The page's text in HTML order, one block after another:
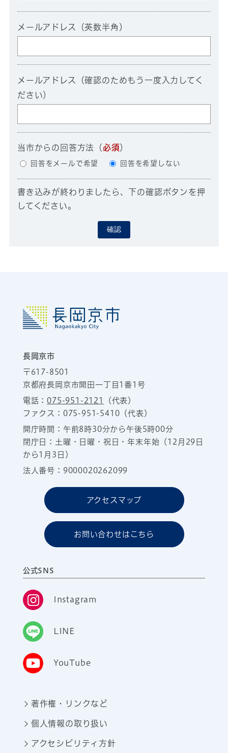
メールアドレス（英数半角）
メールアドレス（確認のためもう一度入力してく
ださい）
当市からの回答方法 （必須）
回答をメールで希望 回答を希望しない
書き込みが終わりましたら、下の確認ボタンを押
してください。
確認
長岡京市
〒617-8501
京都府長岡京市開田一丁目1番1号
電話：075-951-2121
（代表）
ファクス：075-951-5410（代表）
開庁時間：午前8時30分から午後5時00分
閉庁日：土曜・日曜・祝日・年末年始（12月29日
から1月3日）
法人番号：9000020262099
アクセスマップ
お問い合わせはこちら
公式SNS
Instagram
LINE
YouTube
著作権・リンクなど
個人情報の取り扱い
アクセシビリティ方針